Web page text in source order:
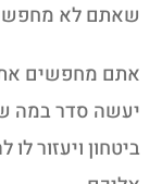
שאתם לא
אתם מחפשים
יעשה סדר במה
ביטחון ויעזור